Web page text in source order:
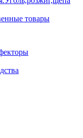
товары